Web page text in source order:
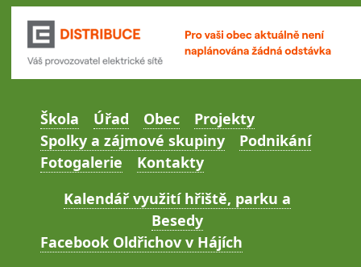
Škola Úřad Obec
Projekty
Spolky a zájmové skupiny
Podnikání
Fotogalerie
Kontakty
Kalendář využití hřiště, parku a
Besedy
Facebook Oldřichov v Hájích